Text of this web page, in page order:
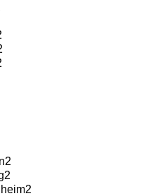
2
2
2